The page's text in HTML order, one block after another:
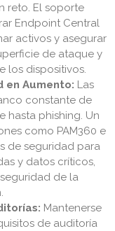
reto. El soporte
Endpoint Central
activos y asegurar
de ataque y
los dispositivos.
en Aumento: Las
constante de
hasta phishing. Un
como PAM360 e
de seguridad para
y datos críticos,
de la
Mantenerse
de auditoría